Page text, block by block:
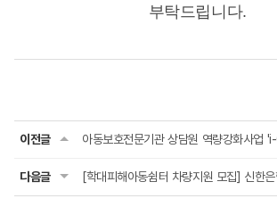
부탁드립니다.
이전글
다음글